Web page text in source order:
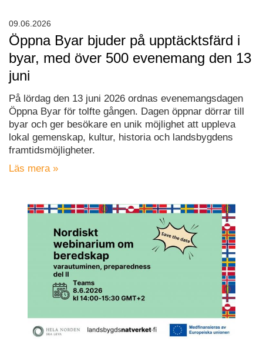
Öppna Byar bjuder på upptäcktsfärd i
byar, med över 500 evenemang den 13
juni
På lördag den 13 juni 2026 ordnas evenemangsdagen
Öppna Byar för tolfte gången. Dagen öppnar dörrar till
byar och ger besökare en unik möjlighet att uppleva
lokal gemenskap, kultur, historia och landsbygdens
framtidsmöjligheter.
Läs mera »
09.06.2026